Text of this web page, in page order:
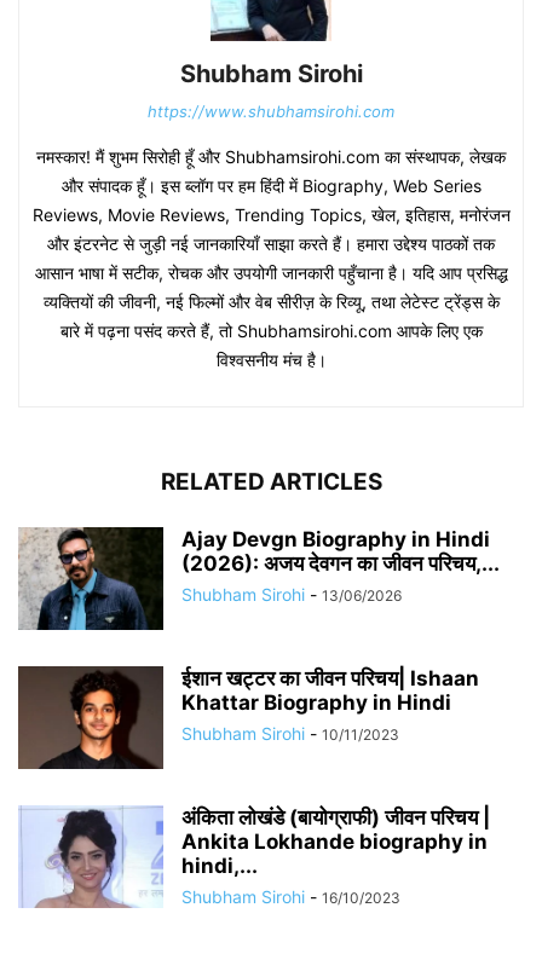
Shubham Sirohi
https://www.shubhamsirohi.com
नमस्कार! मैं शुभम सिरोही हूँ और Shubhamsirohi.com का संस्थापक, लेखक
और संपादक हूँ। इस ब्लॉग पर हम हिंदी में Biography, Web Series
Reviews, Movie Reviews, Trending Topics, खेल, इतिहास, मनोरंजन
और इंटरनेट से जुड़ी नई जानकारियाँ साझा करते हैं। हमारा उद्देश्य पाठकों तक
आसान भाषा में सटीक, रोचक और उपयोगी जानकारी पहुँचाना है। यदि आप प्रसिद्ध
व्यक्तियों की जीवनी, नई फिल्मों और वेब सीरीज़ के रिव्यू, तथा लेटेस्ट ट्रेंड्स के
बारे में पढ़ना पसंद करते हैं, तो Shubhamsirohi.com आपके लिए एक
विश्वसनीय मंच है।
RELATED ARTICLES
Ajay Devgn Biography in Hindi
(2026): अजय देवगन का जीवन परिचय,...
Shubham Sirohi - 13/06/2026
​​ईशान खट्टर का जीवन परिचय| Ishaan
Khattar Biography in Hindi
Shubham Sirohi - 10/11/2023
अंकिता लोखंडे (बायोग्राफी) जीवन परिचय |
Ankita Lokhande biography in
hindi,...
Shubham Sirohi - 16/10/2023